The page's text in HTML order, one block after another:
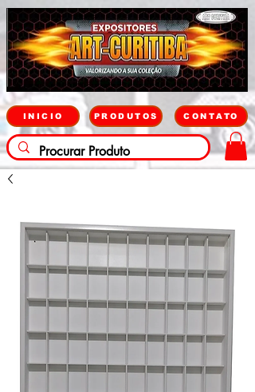
INICIO PRODUTOS CONTATO